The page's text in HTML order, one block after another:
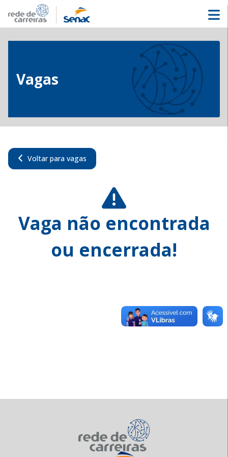
Vagas
Voltar para vagas
Vaga não encontrada
ou encerrada!